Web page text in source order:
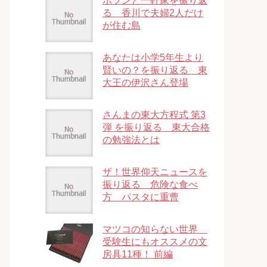
る 香川で夫婦2人だけ
が住む島
あなたは小学5年生より
賢いの？を振り返る 東
大王の伊沢さん登場
さんまの東大方程式 第3
弾 を振り返る 東大合格
の勉強法とは
ザ！世界仰天ニュースを
振り返る 危険な食べ
方 パスタに重曹
マツコの知らない世界
受験生にもオススメの文
房具11種！ 前編